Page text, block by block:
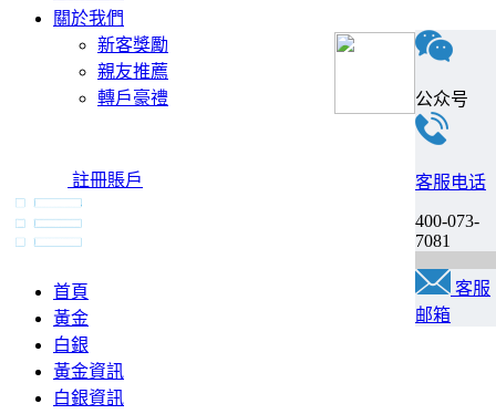
關於我們
新客獎勵
親友推薦
轉戶豪禮
註冊賬戶
首頁
黃金
白銀
黃金資訊
白銀資訊
公众号
客服电话
400-073-
7081
客服
邮箱